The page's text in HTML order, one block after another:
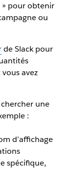
» pour obtenir
ou
de Slack pour
avez
une
:
d’affichage
spécifique,